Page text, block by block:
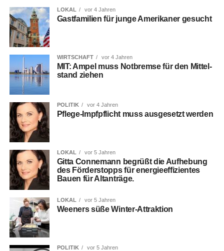
LOKAL vor 4 Jahren
Gast­fa­mi­li­en für jun­ge Ame­ri­ka­ner gesucht
WIRTSCHAFT vor 4 Jahren
MIT: Ampel muss Not­brem­se für den Mit­tel­
stand ziehen
POLITIK vor 4 Jahren
Pfle­ge-Impf­pflicht muss aus­ge­setzt werden
LOKAL vor 5 Jahren
Git­ta Con­ne­mann begrüßt die Auf­he­bung
des För­der­stopps für ener­gie­ef­fi­zi­en­tes
Bau­en für Altanträge.
LOKAL vor 5 Jahren
Ween­ers süße Winter-Attraktion
POLITIK vor 5 Jahren